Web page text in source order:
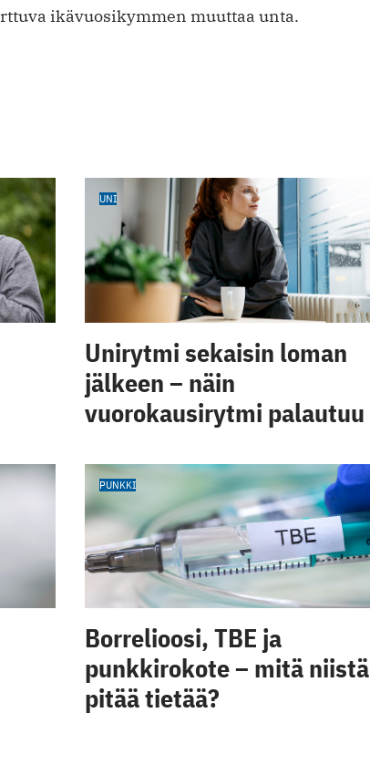
ikävuosikymmen muuttaa unta.
UNI
Unirytmi sekaisin loman
jälkeen – näin
vuorokausirytmi palautuu
PUNKKI
Borrelioosi, TBE ja
punkkirokote – mitä niistä
pitää tietää?